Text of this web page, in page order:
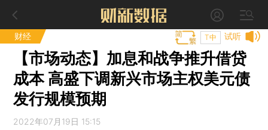
财经 试听
T中
【市场动态】加息和战争推升借贷
成本 高盛下调新兴市场主权美元债
发行规模预期
2022年07月19日 15:15